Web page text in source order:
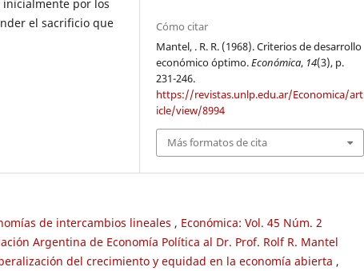
por los
el sacrificio que
Cómo citar
Mantel, . R. R. (1968). Criterios de desarrollo
económico óptimo.Económica, 14(3), p.
231-246.
https://revistas.unlp.edu.ar/Economica/art
icle/view/8994
Más formatos de cita
de intercambios lineales , Económica: Vol. 45 Núm. 2
Argentina de Economía Política al Dr. Prof. Rolf R. Mantel
del crecimiento y equidad en la economía abierta ,